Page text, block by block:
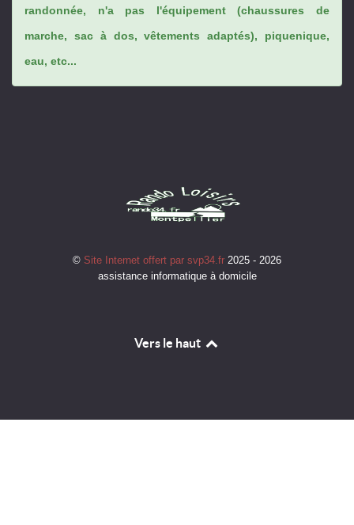
randonnée, n'a pas l'équipement (chaussures de
marche, sac à dos, vêtements adaptés), piquenique,
eau, etc...
© Site Internet offert par svp34.fr 2025 - 2026
assistance informatique à domicile
Vers le haut